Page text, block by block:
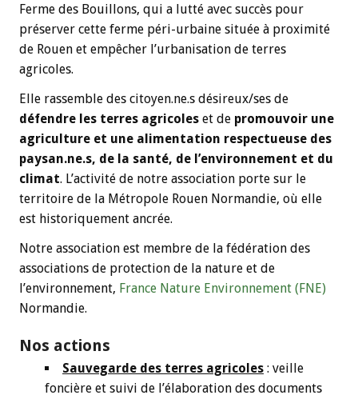
Ferme des Bouillons, qui a lutté avec succès pour
préserver cette ferme péri-urbaine située à proximité
de Rouen et empêcher l’urbanisation de terres
agricoles.
Elle rassemble des citoyen.ne.s désireux/ses de
défendre les terres agricoles et de promouvoir une
agriculture et une alimentation respectueuse des
paysan.ne.s, de la santé, de l’environnement et du
climat. L’activité de notre association porte sur le
territoire de la Métropole Rouen Normandie, où elle
est historiquement ancrée.
Notre association est membre de la fédération des
associations de protection de la nature et de
l’environnement, France Nature Environnement (FNE)
Normandie.
Nos actions
Sauvegarde des terres agricoles : veille
foncière et suivi de l’élaboration des documents